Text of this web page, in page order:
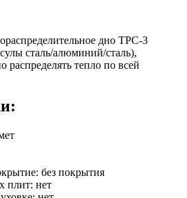
дно ТРС-3
сталь/алюминий/сталь),
распределять тепло по всей
без покрытия
плит: нет